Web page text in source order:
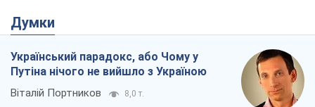
Думки
Український парадокс, або Чому у
Путіна нічого не вийшло з Україною
Віталій Портников 8,0 т.